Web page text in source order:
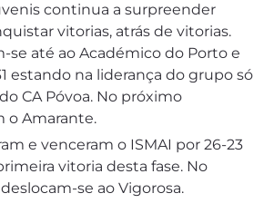
continua a surpreender
vitorias, atrás de vitorias.
se até ao Académico do Porto e
estando na liderança do grupo só
CA Póvoa. No próximo
o Amarante.
e venceram o ISMAI por 26-23
vitoria desta fase. No
se ao Vigorosa.